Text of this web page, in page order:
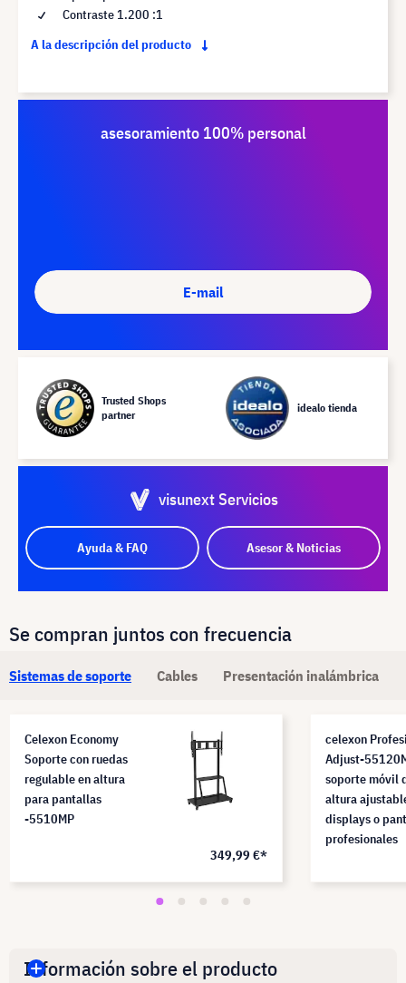
Contraste 1.200 :1
A la descripción del producto
asesoramiento 100% personal
E-mail
Trusted Shops
partner
idealo tienda
visunext Servicios
Ayuda & FAQ Asesor & Noticias
Se compran juntos con frecuencia
Sistemas de soporte Cables Presentación inalámbrica
Celexon Economy
Soporte con ruedas
regulable en altura
para pantallas
-5510MP
349,99 €*
celexon
Adjust-
soporte móvil
altura
displays o
profesionales
Información sobre el producto